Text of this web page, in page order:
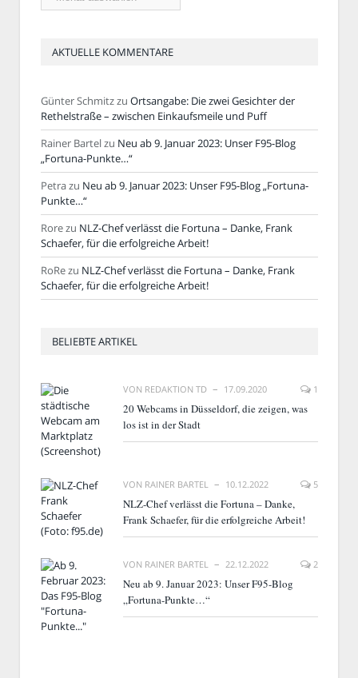
AKTUELLE KOMMENTARE
Günter Schmitzzu Ortsangabe: Die zwei Gesichter der
Rethelstraße – zwischen Einkaufsmeile und Puff
Rainer Bartelzu Neu ab 9. Januar 2023: Unser F95-Blog
„Fortuna-Punkte…“
Petrazu Neu ab 9. Januar 2023: Unser F95-Blog „Fortuna-
Punkte…“
Rorezu NLZ-Chef verlässt die Fortuna – Danke, Frank
Schaefer, für die erfolgreiche Arbeit!
RoRezu NLZ-Chef verlässt die Fortuna – Danke, Frank
Schaefer, für die erfolgreiche Arbeit!
BELIEBTE ARTIKEL
VON REDAKTION TD 17.09.2020 1
20 Webcams in Düsseldorf, die zeigen, was
los ist in der Stadt
VON RAINER BARTEL 10.12.2022 5
NLZ-Chef verlässt die Fortuna – Danke,
Frank Schaefer, für die erfolgreiche Arbeit!
VON RAINER BARTEL 22.12.2022 2
Neu ab 9. Januar 2023: Unser F95-Blog
„Fortuna-Punkte…“